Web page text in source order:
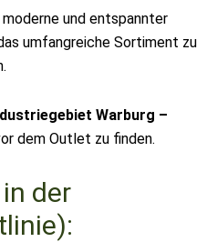
und entspannter
umfangreiche Sortiment zu
Warburg –
dem Outlet zu finden.
der